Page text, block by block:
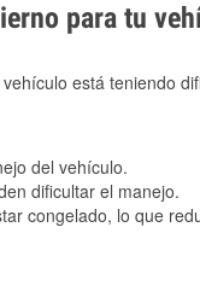
para tu
está teniendo
del vehículo.
dificultar el manejo.
congelado, lo que